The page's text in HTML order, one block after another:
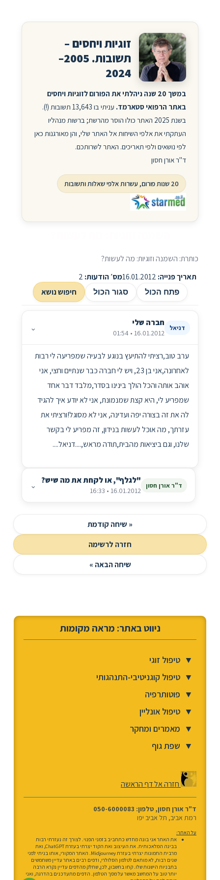
זוגיות ויחסים –
תשובות. 2005–
2024
במשך 20 שנה ניהלתי את הפורום לזוגיות ויחסים
באתר הרפואי סטארמד.
עניתי בו 13,643 תשובות (!).
בשנת 2025 האתר כולו הוסר מהרשת; ברשות מנהליו
העתקתי את אלפי השיחות אל האתר שלי, והן מאורגנות כאן
לפי נושאים ולפי תאריכים. האתר לשרותכם.
ד"ר אורן חסון
20 שנות פורום, עשרות אלפי שאלות ותשובות
כותרת: השמנה וזוגיות: מה לעשות?
תאריך פנייה:
מס׳ הודעות:
פתח הכול סגור הכול חיפוש נושא
דניאל חברה שלי
16.01.2012 • 01:54
⌄
ערב טוב,רציתי להתיעץ בנוגע לבעיה שמפריעה לי רבות
לאחרונה,אני בן 23, ויש לי חברה כבר שנתיים וחצי, אני
אוהב אותה והכל הולך בינינו בסדר,מלבד דבר אחד
שמפריע לי, היא קצת שמנמונת, אני לא יודע איך להגיד
לה את זה בצורה יפה ועדינה, אני לא מסוגל!ורציתי את
עזרתך, מה אוכל לעשות בנידון, זה מפריע לי בקשר
שלנו, וגם ביציאות מהבית,תודה מראש,....דניאל....
ד"ר אורן חסון "לגלף", או לקחת את מה שיש?
16.01.2012 • 16:33
⌄
« שיחה קודמת
חזרה לרשימה
שיחה הבאה »
ניווט באתר: מראה מקומות
▼ טיפול זוגי
▼ טיפול קוגניטיבי-התנהגותי
▼ פוטותרפיה
▼ טיפול אונליין
▼ מאמרים ומחקר
▼ שפת גוף
חזרה אל דף הראשה
ד"ר אורן חסון, טלפון: 050-6000083
רמת אביב, תל אביב יפו
על האתר:
את האתר אני בונה מחדש כתחביב בזמני הפנוי. לצורך זה נעזרתי רבות
בבינה המלאכותית. את העיצוב ואת הקוד יצרתי בעזרת ChatGPT, ואת
מרבית התמונות יצרתי בעזרת Midjourney. האתר המקורי, אותו בניתי לפני
שנים רבות, לא מותאם לטלפון הסלולרי, ודפים רבים באתר עדיין משתמשים
בתבניות הישנות שלו. קחו בחשבון, לכן, שחלק מהדפים עדיין נקרא הרבה
יותר טוב על המחשב מאשר על מסך הטלפון. הדפים מתעדכנים בהדרגה, ואני